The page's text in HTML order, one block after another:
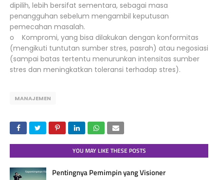
dipilih, lebih bersifat sementara, sebagai masa
penangguhan sebelum mengambil keputusan
pemecahan masalah.
o Kompromi, yang bisa dilakukan dengan konformitas
(mengikuti tuntutan sumber stres, pasrah) atau negosiasi
(sampai batas tertentu menurunkan intensitas sumber
stres dan meningkatkan toleransi terhadap stres).
MANAJEMEN
YOU MAY LIKE THESE POSTS
Pentingnya Pemimpin yang Visioner